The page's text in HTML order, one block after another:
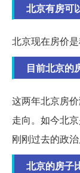
北京有房可
北京现在房价
目前北京的
这两年北京房
走向。如今北
刚刚过去的政
北京的房子